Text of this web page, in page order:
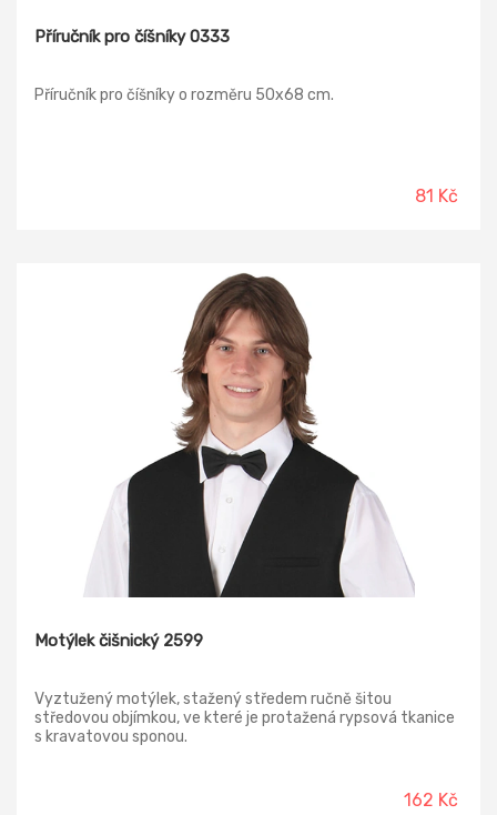
Příručník pro číšníky 0333
Příručník pro číšníky o rozměru 50x68 cm.
81 Kč
Motýlek čišnický 2599
Vyztužený motýlek, stažený středem ručně šitou
středovou objímkou, ve které je protažená rypsová tkanice
s kravatovou sponou.
162 Kč